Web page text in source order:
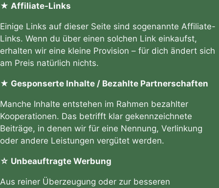
★ Affiliate-Links
Einige Links auf dieser Seite sind sogenannte Affiliate-
Links. Wenn du über einen solchen Link einkaufst,
erhalten wir eine kleine Provision – für dich ändert sich
am Preis natürlich nichts.
★ Gesponserte Inhalte / Bezahlte Partnerschaften
Manche Inhalte entstehen im Rahmen bezahlter
Kooperationen. Das betrifft klar gekennzeichnete
Beiträge, in denen wir für eine Nennung, Verlinkung
oder andere Leistungen vergütet werden.
☆ Unbeauftragte Werbung
Aus reiner Überzeugung oder zur besseren